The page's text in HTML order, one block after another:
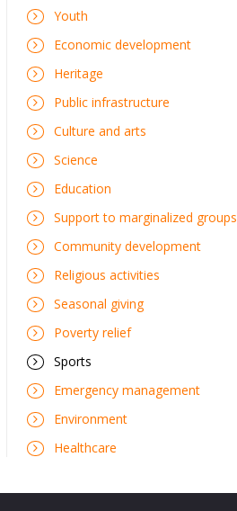
Youth
Economic development
Heritage
Public infrastructure
Culture and arts
Science
Education
Support to marginalized groups
Community development
Religious activities
Seasonal giving
Poverty relief
Sports
Emergency management
Environment
Healthcare